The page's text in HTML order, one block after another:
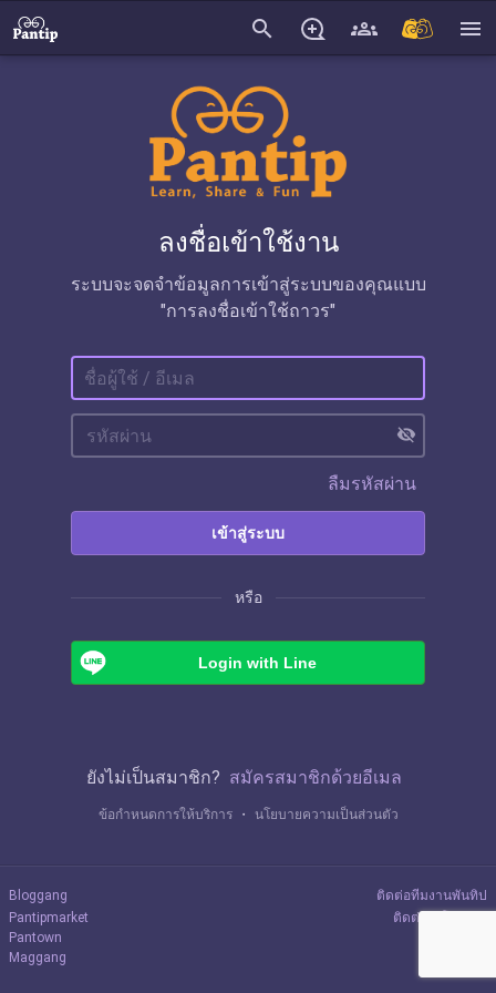
search menu
ลงชื่อเข้าใช้งาน
ระบบจะจดจำข้อมูลการเข้าสู่ระบบของคุณแบบ
"การลงชื่อเข้าใช้ถาวร"
visibility_off
ลืมรหัสผ่าน
เข้าสู่ระบบ
หรือ
Login with Line
ยังไม่เป็นสมาชิก? สมัครสมาชิกด้วยอีเมล
ข้อกำหนดการให้บริการ ・ นโยบายความเป็นส่วนตัว
Bloggang
Pantipmarket
Pantown
Maggang
ติดต่อทีมงานพันทิป
ติดต่อลงโฆษณา